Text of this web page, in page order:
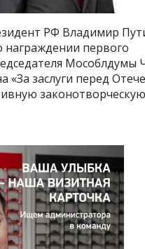
РФ Владимир
награждении первого
Мособлдумы
«За заслуги перед
законотворческую